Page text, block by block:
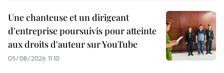
Une chanteuse et un dirigeant
d'entreprise poursuivis pour atteinte
aux droits d'auteur sur YouTube
05/08/2026 11:10